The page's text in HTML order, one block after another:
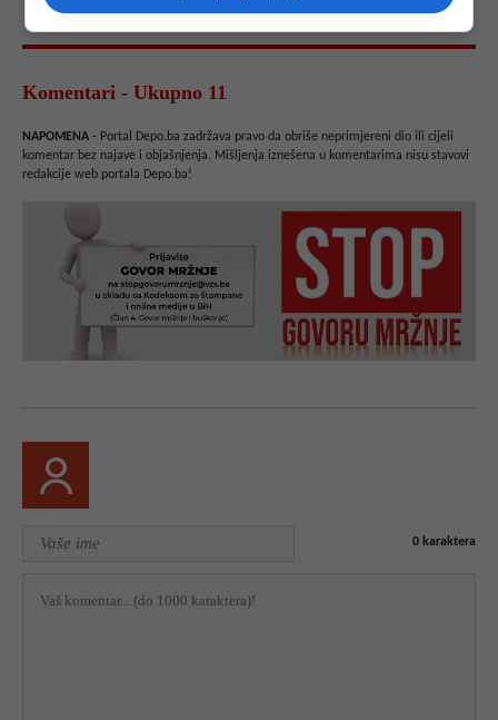
Komentari - Ukupno 11
NAPOMENA - Portal Depo.ba zadržava pravo da obriše neprimjereni dio ili cijeli
komentar bez najave i objašnjenja. Mišljenja iznešena u komentarima nisu stavovi
redakcije web portala Depo.ba!
0 karaktera